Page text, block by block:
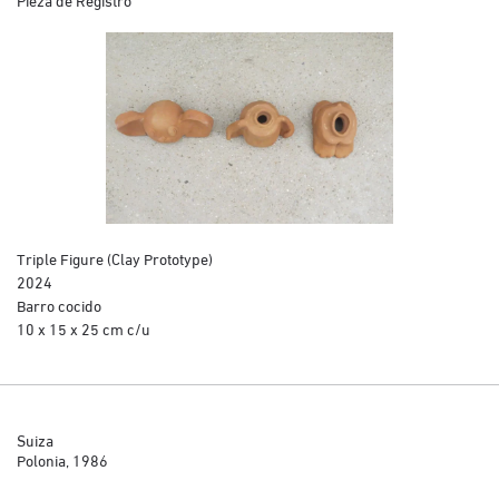
Triple Figure (Clay Prototype)
2024
Barro cocido
10 x 15 x 25 cm c/u
Suiza
Polonia, 1986